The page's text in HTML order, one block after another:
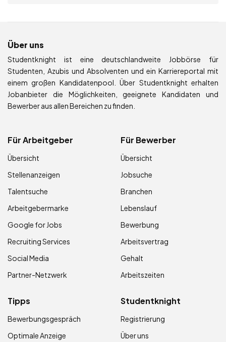
Über uns
Studentknight ist eine deutschlandweite Jobbörse für
Studenten, Azubis und Absolventen und ein Karriereportal mit
einem großen Kandidatenpool. Über Studentknight erhalten
Jobanbieter die Möglichkeiten, geeignete Kandidaten und
Bewerber aus allen Bereichen zu finden.
Für Arbeitgeber
Übersicht
Stellenanzeigen
Talentsuche
Arbeitgebermarke
Google for Jobs
Recruiting Services
Social Media
Partner-Netzwerk
Für Bewerber
Übersicht
Jobsuche
Branchen
Lebenslauf
Bewerbung
Arbeitsvertrag
Gehalt
Arbeitszeiten
Tipps
Bewerbungsgespräch
Optimale Anzeige
Studentknight
Registrierung
Über uns